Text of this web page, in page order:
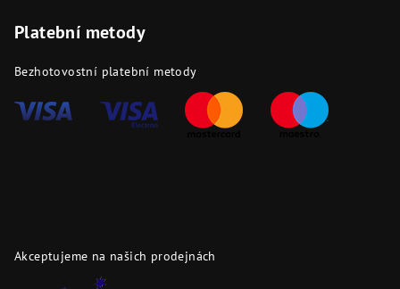
Platební metody
Bezhotovostní platební metody
Akceptujeme na našich prodejnách